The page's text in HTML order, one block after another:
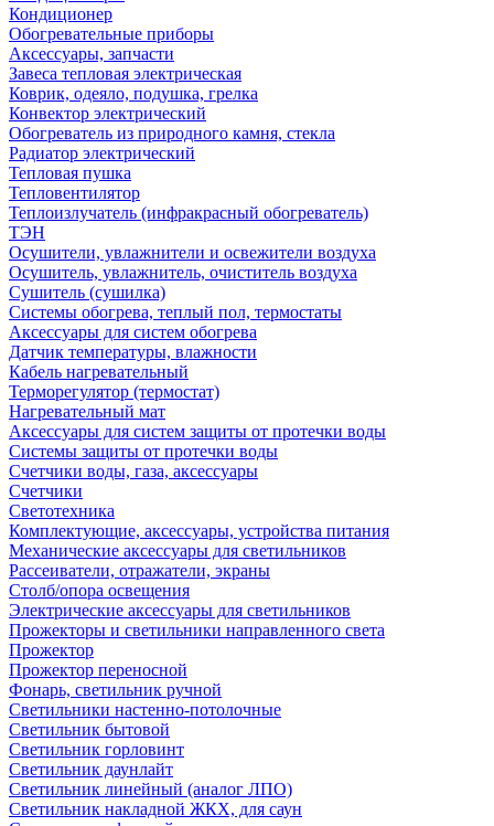
Кондиционер
Обогревательные приборы
Аксессуары, запчасти
Завеса тепловая электрическая
Коврик, одеяло, подушка, грелка
Конвектор электрический
Обогреватель из природного камня, стекла
Радиатор электрический
Тепловая пушка
Тепловентилятор
Теплоизлучатель (инфракрасный обогреватель)
ТЭН
Осушители, увлажнители и освежители воздуха
Осушитель, увлажнитель, очиститель воздуха
Сушитель (сушилка)
Системы обогрева, теплый пол, термостаты
Аксессуары для систем обогрева
Датчик температуры, влажности
Кабель нагревательный
Терморегулятор (термостат)
Нагревательный мат
Аксессуары для систем защиты от протечки воды
Системы защиты от протечки воды
Счетчики воды, газа, аксессуары
Счетчики
Светотехника
Комплектующие, аксессуары, устройства питания
Механические аксессуары для светильников
Рассеиватели, отражатели, экраны
Столб/опора освещения
Электрические аксессуары для светильников
Прожекторы и светильники направленного света
Прожектор
Прожектор переносной
Фонарь, светильник ручной
Светильники настенно-потолочные
Светильник бытовой
Светильник горловинт
Светильник даунлайт
Светильник линейный (аналог ЛПО)
Светильник накладной ЖКХ, для саун